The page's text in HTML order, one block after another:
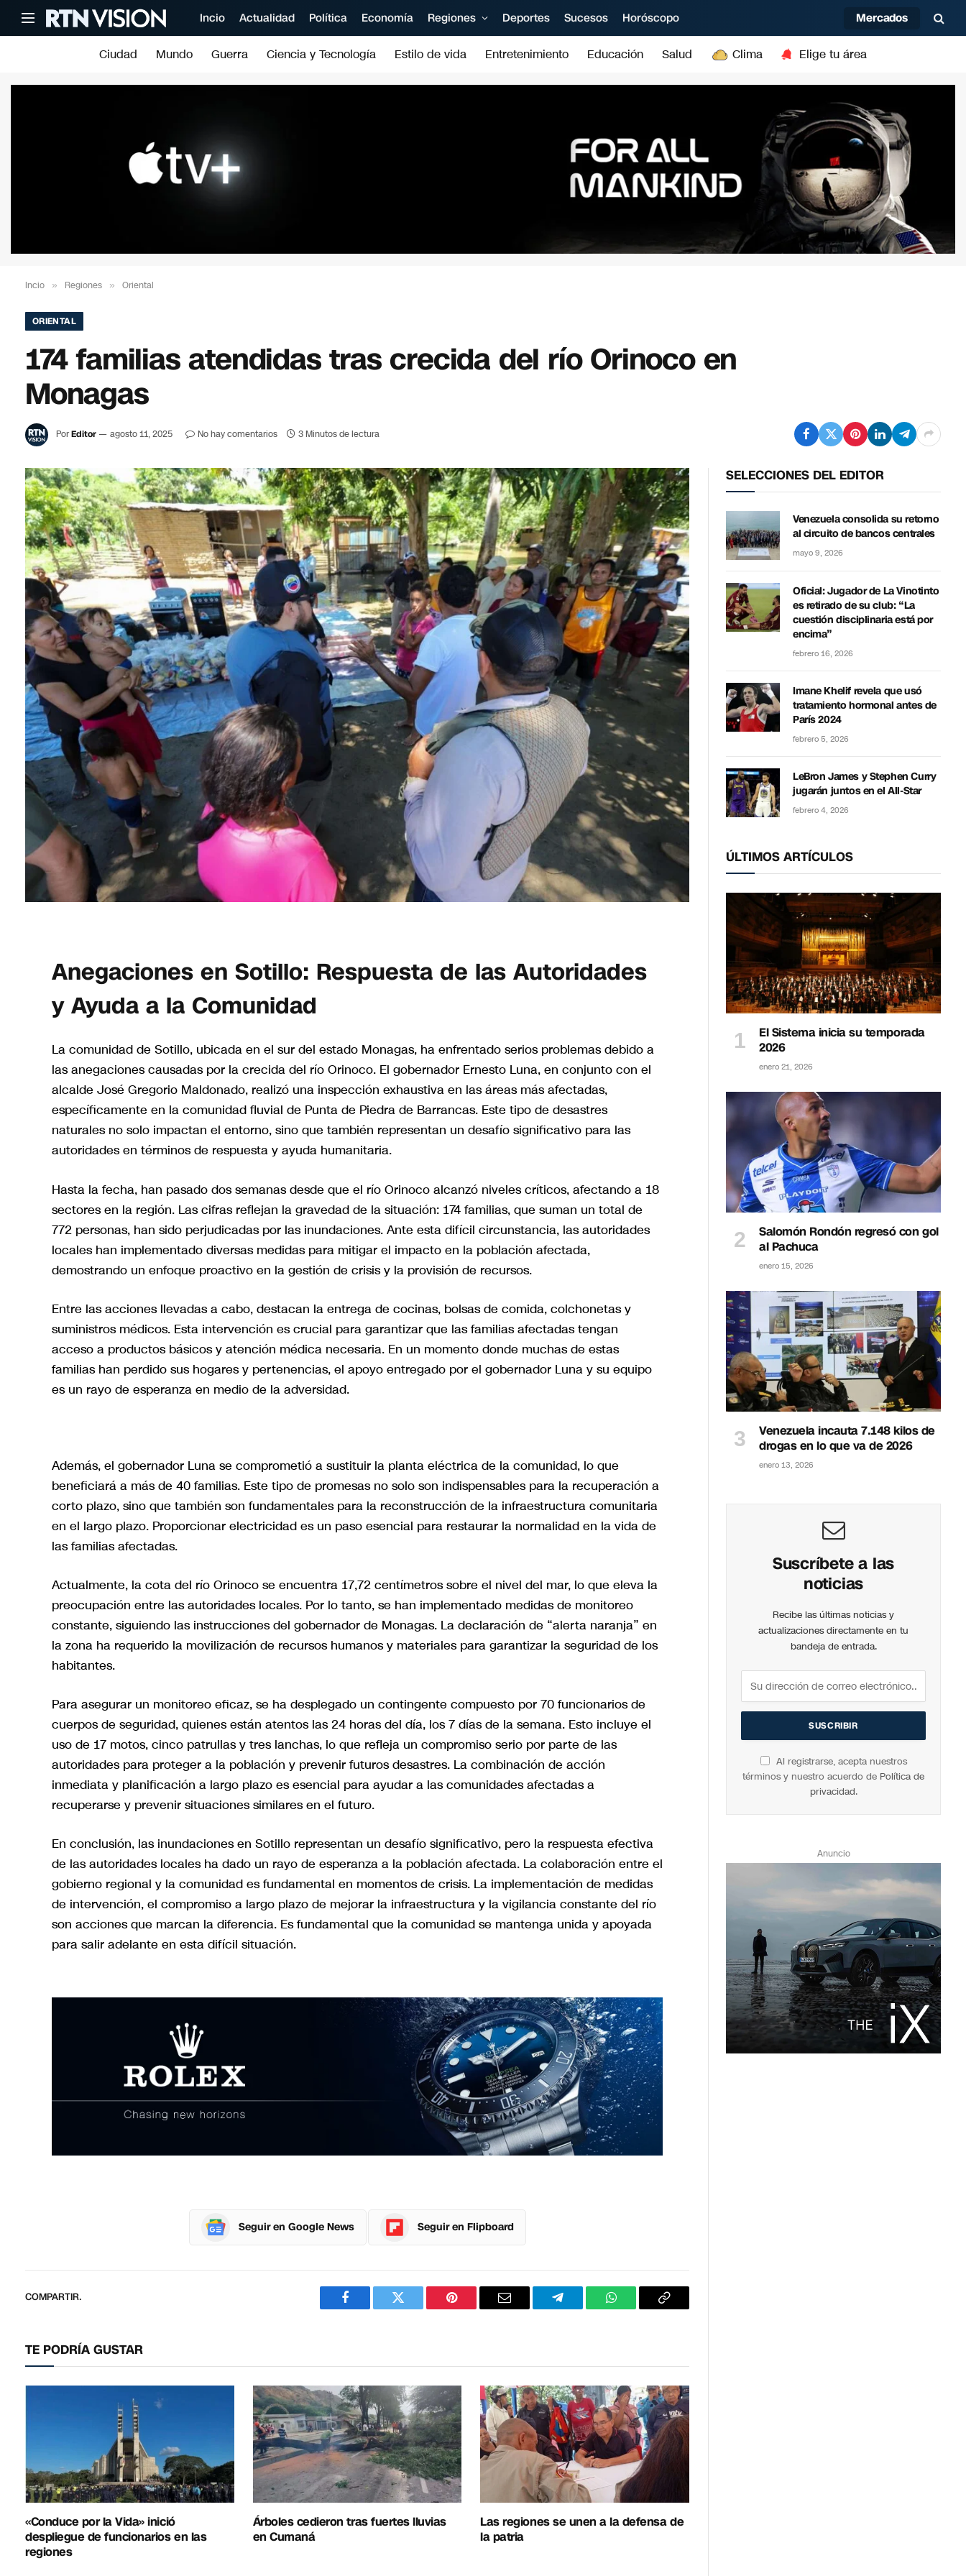
Incio Actualidad Política Economía Regiones Deportes Sucesos Horóscopo Mercados
Ciudad Mundo Guerra Ciencia y Tecnología Estilo de vida Entretenimiento Educación Salud Clima Elige tu área
Incio » Regiones » Oriental
ORIENTAL
174 familias atendidas tras crecida del río Orinoco en
Monagas
PorEditor agosto 11, 2025 No hay comentarios 3 Minutos de lectura
Anegaciones en Sotillo: Respuesta de las Autoridades
y Ayuda a la Comunidad
La comunidad de Sotillo, ubicada en el sur del estado Monagas, ha enfrentado serios problemas debido a
las anegaciones causadas por la crecida del río Orinoco. El gobernador Ernesto Luna, en conjunto con el
alcalde José Gregorio Maldonado, realizó una inspección exhaustiva en las áreas más afectadas,
específicamente en la comunidad fluvial de Punta de Piedra de Barrancas. Este tipo de desastres
naturales no solo impactan el entorno, sino que también representan un desafío significativo para las
autoridades en términos de respuesta y ayuda humanitaria.
Hasta la fecha, han pasado dos semanas desde que el río Orinoco alcanzó niveles críticos, afectando a 18
sectores en la región. Las cifras reflejan la gravedad de la situación: 174 familias, que suman un total de
772 personas, han sido perjudicadas por las inundaciones. Ante esta difícil circunstancia, las autoridades
locales han implementado diversas medidas para mitigar el impacto en la población afectada,
demostrando un enfoque proactivo en la gestión de crisis y la provisión de recursos.
Entre las acciones llevadas a cabo, destacan la entrega de cocinas, bolsas de comida, colchonetas y
suministros médicos. Esta intervención es crucial para garantizar que las familias afectadas tengan
acceso a productos básicos y atención médica necesaria. En un momento donde muchas de estas
familias han perdido sus hogares y pertenencias, el apoyo entregado por el gobernador Luna y su equipo
es un rayo de esperanza en medio de la adversidad.
Además, el gobernador Luna se comprometió a sustituir la planta eléctrica de la comunidad, lo que
beneficiará a más de 40 familias. Este tipo de promesas no solo son indispensables para la recuperación a
corto plazo, sino que también son fundamentales para la reconstrucción de la infraestructura comunitaria
en el largo plazo. Proporcionar electricidad es un paso esencial para restaurar la normalidad en la vida de
las familias afectadas.
Actualmente, la cota del río Orinoco se encuentra 17,72 centímetros sobre el nivel del mar, lo que eleva la
preocupación entre las autoridades locales. Por lo tanto, se han implementado medidas de monitoreo
constante, siguiendo las instrucciones del gobernador de Monagas. La declaración de “alerta naranja” en
la zona ha requerido la movilización de recursos humanos y materiales para garantizar la seguridad de los
habitantes.
Para asegurar un monitoreo eficaz, se ha desplegado un contingente compuesto por 70 funcionarios de
cuerpos de seguridad, quienes están atentos las 24 horas del día, los 7 días de la semana. Esto incluye el
uso de 17 motos, cinco patrullas y tres lanchas, lo que refleja un compromiso serio por parte de las
autoridades para proteger a la población y prevenir futuros desastres. La combinación de acción
inmediata y planificación a largo plazo es esencial para ayudar a las comunidades afectadas a
recuperarse y prevenir situaciones similares en el futuro.
En conclusión, las inundaciones en Sotillo representan un desafío significativo, pero la respuesta efectiva
de las autoridades locales ha dado un rayo de esperanza a la población afectada. La colaboración entre el
gobierno regional y la comunidad es fundamental en momentos de crisis. La implementación de medidas
de intervención, el compromiso a largo plazo de mejorar la infraestructura y la vigilancia constante del río
son acciones que marcan la diferencia. Es fundamental que la comunidad se mantenga unida y apoyada
para salir adelante en esta difícil situación.
Seguir en Google News Seguir en Flipboard
COMPARTIR.
FacebookTwitter PinterestCorreo
TelegramWhatsAppCopiar
TE PODRÍA GUSTAR
«Conduce por la Vida» inició
despliegue de funcionarios en las
regiones
Árboles cedieron tras fuertes lluvias
en Cumaná
Las regiones se unen a la defensa de
la patria
SELECCIONES DEL EDITOR
Venezuela consolida su retorno
al circuito de bancos centrales
mayo 9, 2026
Oficial: Jugador de La Vinotinto
es retirado de su club: “La
cuestión disciplinaria está por
encima”
febrero 16, 2026
Imane Khelif revela que usó
tratamiento hormonal antes de
París 2024
febrero 5, 2026
LeBron James y Stephen Curry
jugarán juntos en el All-Star
febrero 4, 2026
ÚLTIMOS ARTÍCULOS
El Sistema inicia su temporada
2026
enero 21, 2026
Salomón Rondón regresó con gol
al Pachuca
enero 15, 2026
Venezuela incauta 7.148 kilos de
drogas en lo que va de 2026
enero 13, 2026
Suscríbete a las
noticias
Recibe las últimas noticias y
actualizaciones directamente en tu
bandeja de entrada.
Al registrarse, acepta nuestros
términos y nuestro acuerdo de Política de
privacidad.
Anuncio